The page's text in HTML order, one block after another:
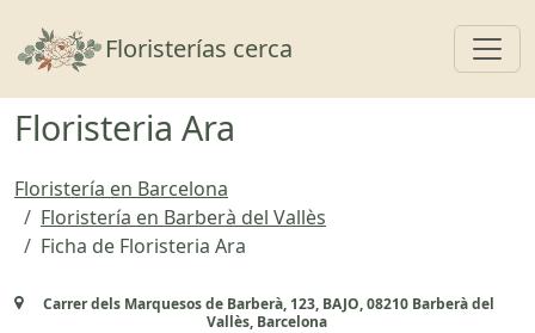
Floristerías cerca
Floristeria Ara
Floristería en Barcelona
Floristería en Barberà del Vallès
Ficha de Floristeria Ara
Carrer dels Marquesos de Barberà, 123, BAJO, 08210 Barberà del
Vallès, Barcelona